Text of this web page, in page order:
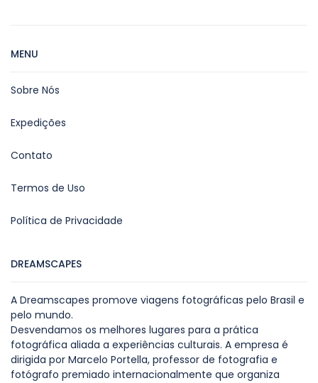
MENU
Sobre Nós
Expedições
Contato
Termos de Uso
Política de Privacidade
DREAMSCAPES
A Dreamscapes promove viagens fotográficas pelo Brasil e
pelo mundo.
Desvendamos os melhores lugares para a prática
fotográfica aliada a experiências culturais. A empresa é
dirigida por Marcelo Portella, professor de fotografia e
fotógrafo premiado internacionalmente que organiza